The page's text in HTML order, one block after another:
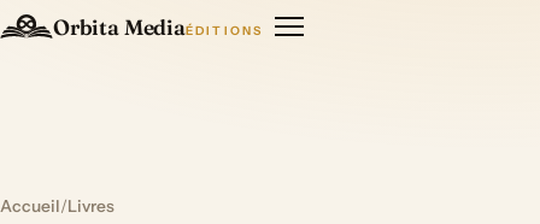
Orbita MediaÉDITIONS
Accueil/Livres